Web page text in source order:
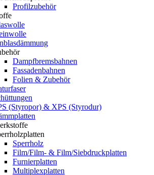
Profilzubehör
Dampfbremsbahnen
Fassadenbahnen
Folien & Zubehör
(Styropor) & XPS (Styrodur)
Sperrholz
Film/Film- & Film/Siebdruckplatten
Furnierplatten
Multiplexplatten